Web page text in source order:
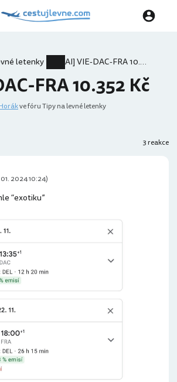
letenky [AI] VIE-DAC-FRA 10.352 Kč
FRA 10.352 Kč
ve fóru Tipy na levné letenky
3 reakce
“exotiku”
2024 10:24)